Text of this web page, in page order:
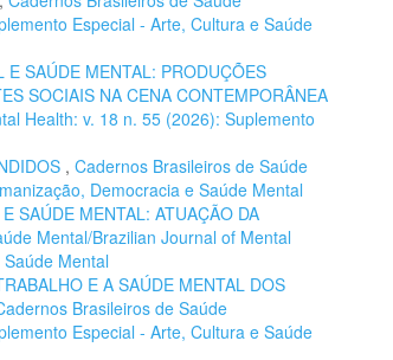
Especial - Arte, Cultura e Saúde
E SAÚDE MENTAL: PRODUÇÕES
SOCIAIS NA CENA CONTEMPORÂNEA
Health: v. 18 n. 55 (2026): Suplemento
, Cadernos Brasileiros de Saúde
Democracia e Saúde Mental
SAÚDE MENTAL: ATUAÇÃO DA
Mental/Brazilian Journal of Mental
Mental
E A SAÚDE MENTAL DOS
Brasileiros de Saúde
Especial - Arte, Cultura e Saúde